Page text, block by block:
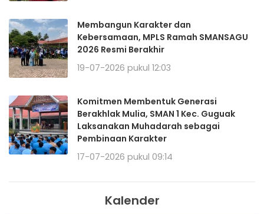
Membangun Karakter dan
Kebersamaan, MPLS Ramah SMANSAGU
2026 Resmi Berakhir
19-07-2026 pukul 12:03
Komitmen Membentuk Generasi
Berakhlak Mulia, SMAN 1 Kec. Guguak
Laksanakan Muhadarah sebagai
Pembinaan Karakter
17-07-2026 pukul 09:14
Kalender